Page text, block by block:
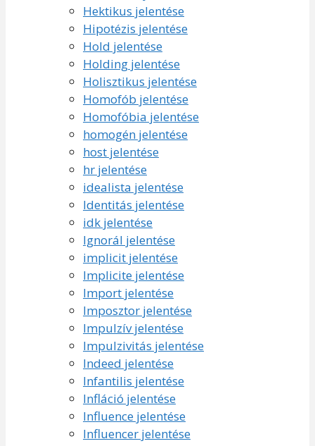
Hektikus jelentése
Hipotézis jelentése
Hold jelentése
Holding jelentése
Holisztikus jelentése
Homofób jelentése
Homofóbia jelentése
homogén jelentése
host jelentése
hr jelentése
idealista jelentése
Identitás jelentése
idk jelentése
Ignorál jelentése
implicit jelentése
Implicite jelentése
Import jelentése
Imposztor jelentése
Impulzív jelentése
Impulzivitás jelentése
Indeed jelentése
Infantilis jelentése
Infláció jelentése
Influence jelentése
Influencer jelentése